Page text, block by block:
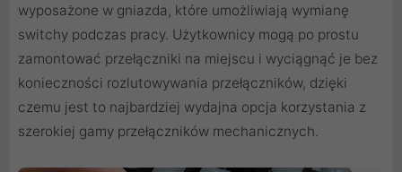
wyposażone w gniazda, które umożliwiają wymianę
switchy podczas pracy. Użytkownicy mogą po prostu
zamontować przełączniki na miejscu i wyciągnąć je bez
konieczności rozlutowywania przełączników, dzięki
czemu jest to najbardziej wydajna opcja korzystania z
szerokiej gamy przełączników mechanicznych.